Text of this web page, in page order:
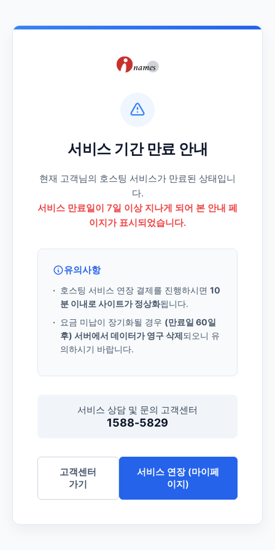
서비스 기간 만료 안내
현재 고객님의 호스팅 서비스가 만료된 상태입니
다.
서비스 만료일이 7일 이상 지나게 되어 본 안내 페
이지가 표시되었습니다.
유의사항
호스팅 서비스 연장 결제를 진행하시면 10
분 이내로 사이트가 정상화됩니다.
요금 미납이 장기화될 경우 (만료일 60일
후) 서버에서 데이터가 영구 삭제되오니 유
의하시기 바랍니다.
서비스 상담 및 문의 고객센터
1588-5829
고객센터
가기
서비스 연장 (마이페
이지)